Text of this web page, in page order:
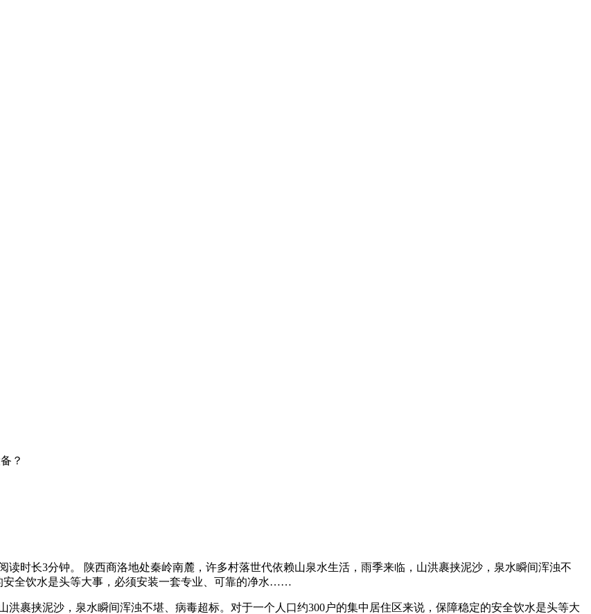
？
读时长3分钟。 陕西商洛地处秦岭南麓，许多村落世代依赖山泉水生活，雨季来临，山洪裹挟泥沙，泉水瞬间浑浊不
安全饮水是头等大事，必须安装一套专业、可靠的净水……
裹挟泥沙，泉水瞬间浑浊不堪、病毒超标。对于一个人口约300户的集中居住区来说，保障稳定的安全饮水是头等大